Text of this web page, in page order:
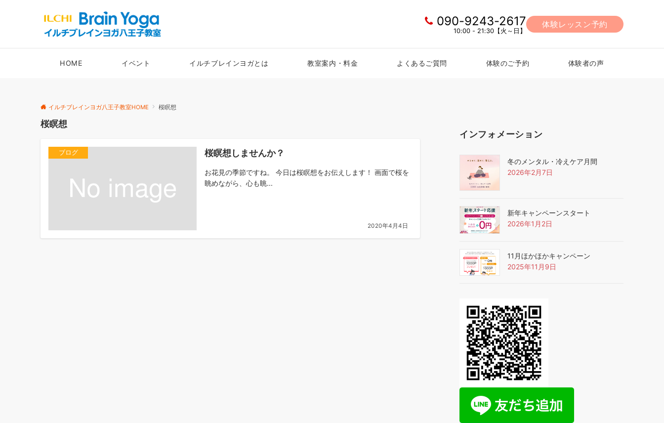
090-9243-2617
10:00 - 21:30【火～日】
体験レッスン予約
HOME イベント イルチブレインヨガとは 教室案内・料金 よくあるご質問 体験のご予約 体験者の声
イルチブレインヨガ八王子教室HOME 桜瞑想
桜瞑想
ブログ 桜瞑想しませんか？
お花見の季節ですね。 今日は桜瞑想をお伝えします！ 画面で桜を
眺めながら、心も眺...
2020年4月4日
インフォメーション
冬のメンタル・冷えケア月間
2026年2月7日
新年キャンペーンスタート
2026年1月2日
11月ほかほかキャンペーン
2025年11月9日